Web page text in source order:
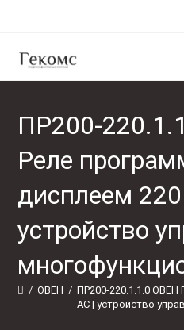
ПР200-
Реле
дисплеем
устройство
/ ОВЕН / ПР200-220.1.1.0
AC | устройство